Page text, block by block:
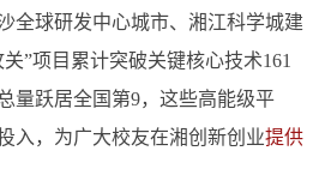
全球研发中心城市、湘江科学城建
”项目累计突破关键核心技术161
量跃居全国第9，这些高能级平
入，为广大校友在湘创新创业提供